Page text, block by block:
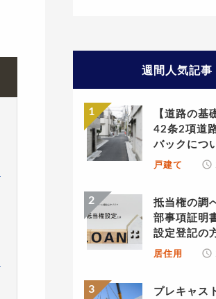
週間人気記事
【道路の基
42条2項道
バックにつ
戸建て
抵当権の調
部事項証明
設定登記の
居住用
プレキャス